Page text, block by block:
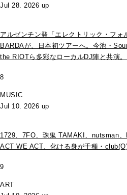
Jul 28. 2026 up
アルゼンチン発「エレクトリック・フォ
BARDAが、日本初ツアーへ。今池・
the RIOTら多彩なローカルDJ陣と共演。
8
MUSIC
Jul 10. 2026 up
1729、7FO、珠鬼 TAMAKI、nutsman
ACT WE ACT、化ける身が千種・
9
ART